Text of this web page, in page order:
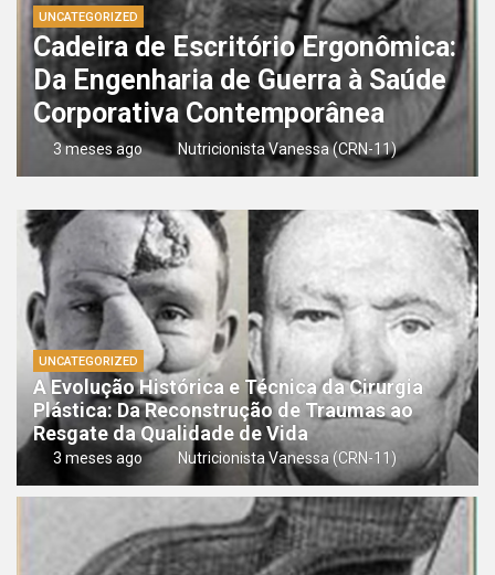
UNCATEGORIZED
Cadeira de Escritório Ergonômica:
Da Engenharia de Guerra à Saúde
Corporativa Contemporânea
3 meses ago Nutricionista Vanessa (CRN-11)
UNCATEGORIZED
A Evolução Histórica e Técnica da Cirurgia
Plástica: Da Reconstrução de Traumas ao
Resgate da Qualidade de Vida
3 meses ago Nutricionista Vanessa (CRN-11)